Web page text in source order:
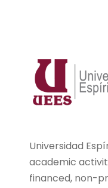
Universidad
academic
financed, non-